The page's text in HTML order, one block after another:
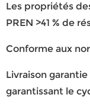
Les propriétés
PREN >41 % de
Conforme aux
Livraison
garantissant le